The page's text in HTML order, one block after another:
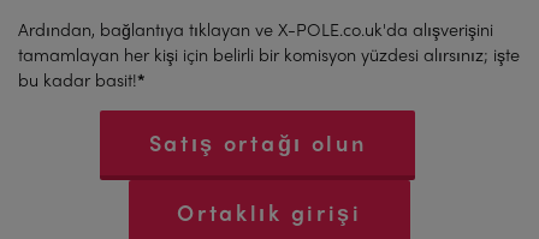
Ardından, bağlantıya tıklayan ve X-POLE.co.uk'da alışverişini
tamamlayan her kişi için belirli bir komisyon yüzdesi alırsınız; işte
bu kadar basit!*
Satış ortağı olun
Ortaklık girişi